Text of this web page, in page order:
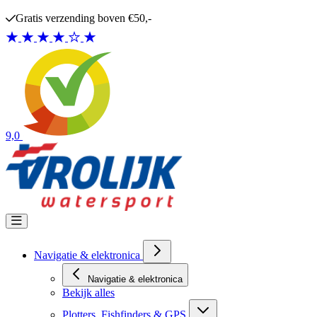
Gratis verzending boven €50,-
9,0
Navigatie & elektronica
Navigatie & elektronica
Bekijk alles
Plotters, Fishfinders & GPS